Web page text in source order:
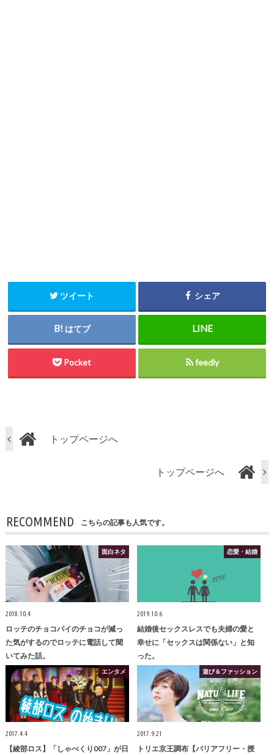
ツイート シェア
はてブ
Pocket feedly
トップページへ
トップページへ
RECOMMEND こちらの記事も人気です。
面白ネタ
2018.10.4
ロッテのチョコパイのチョコが減っ
た気がするのでロッテに電話して聞
いてみた話。
恋愛・結婚
2019.10.6
結婚後セックスレスでも夫婦の愛と
幸せに「セックスは関係ない」と知
った。
エンタメ
2017.4.4
【綾部ロス】「しゃべくり007」が日
遊び＆ファッション
2017.9.21
トリエ京王調布【バリアフリー・授